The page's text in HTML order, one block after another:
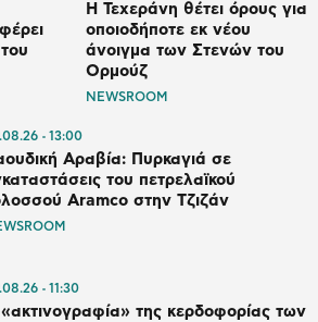
Η Τεχεράνη θέτει όρους για
οποιοδήποτε εκ νέου
άνοιγμα των Στενών του
Ορμούζ
NEWSROOM
13:00
Αραβία: Πυρκαγιά σε
του πετρελαϊκού
Aramco στην Τζιζάν
11:30
της κερδοφορίας των